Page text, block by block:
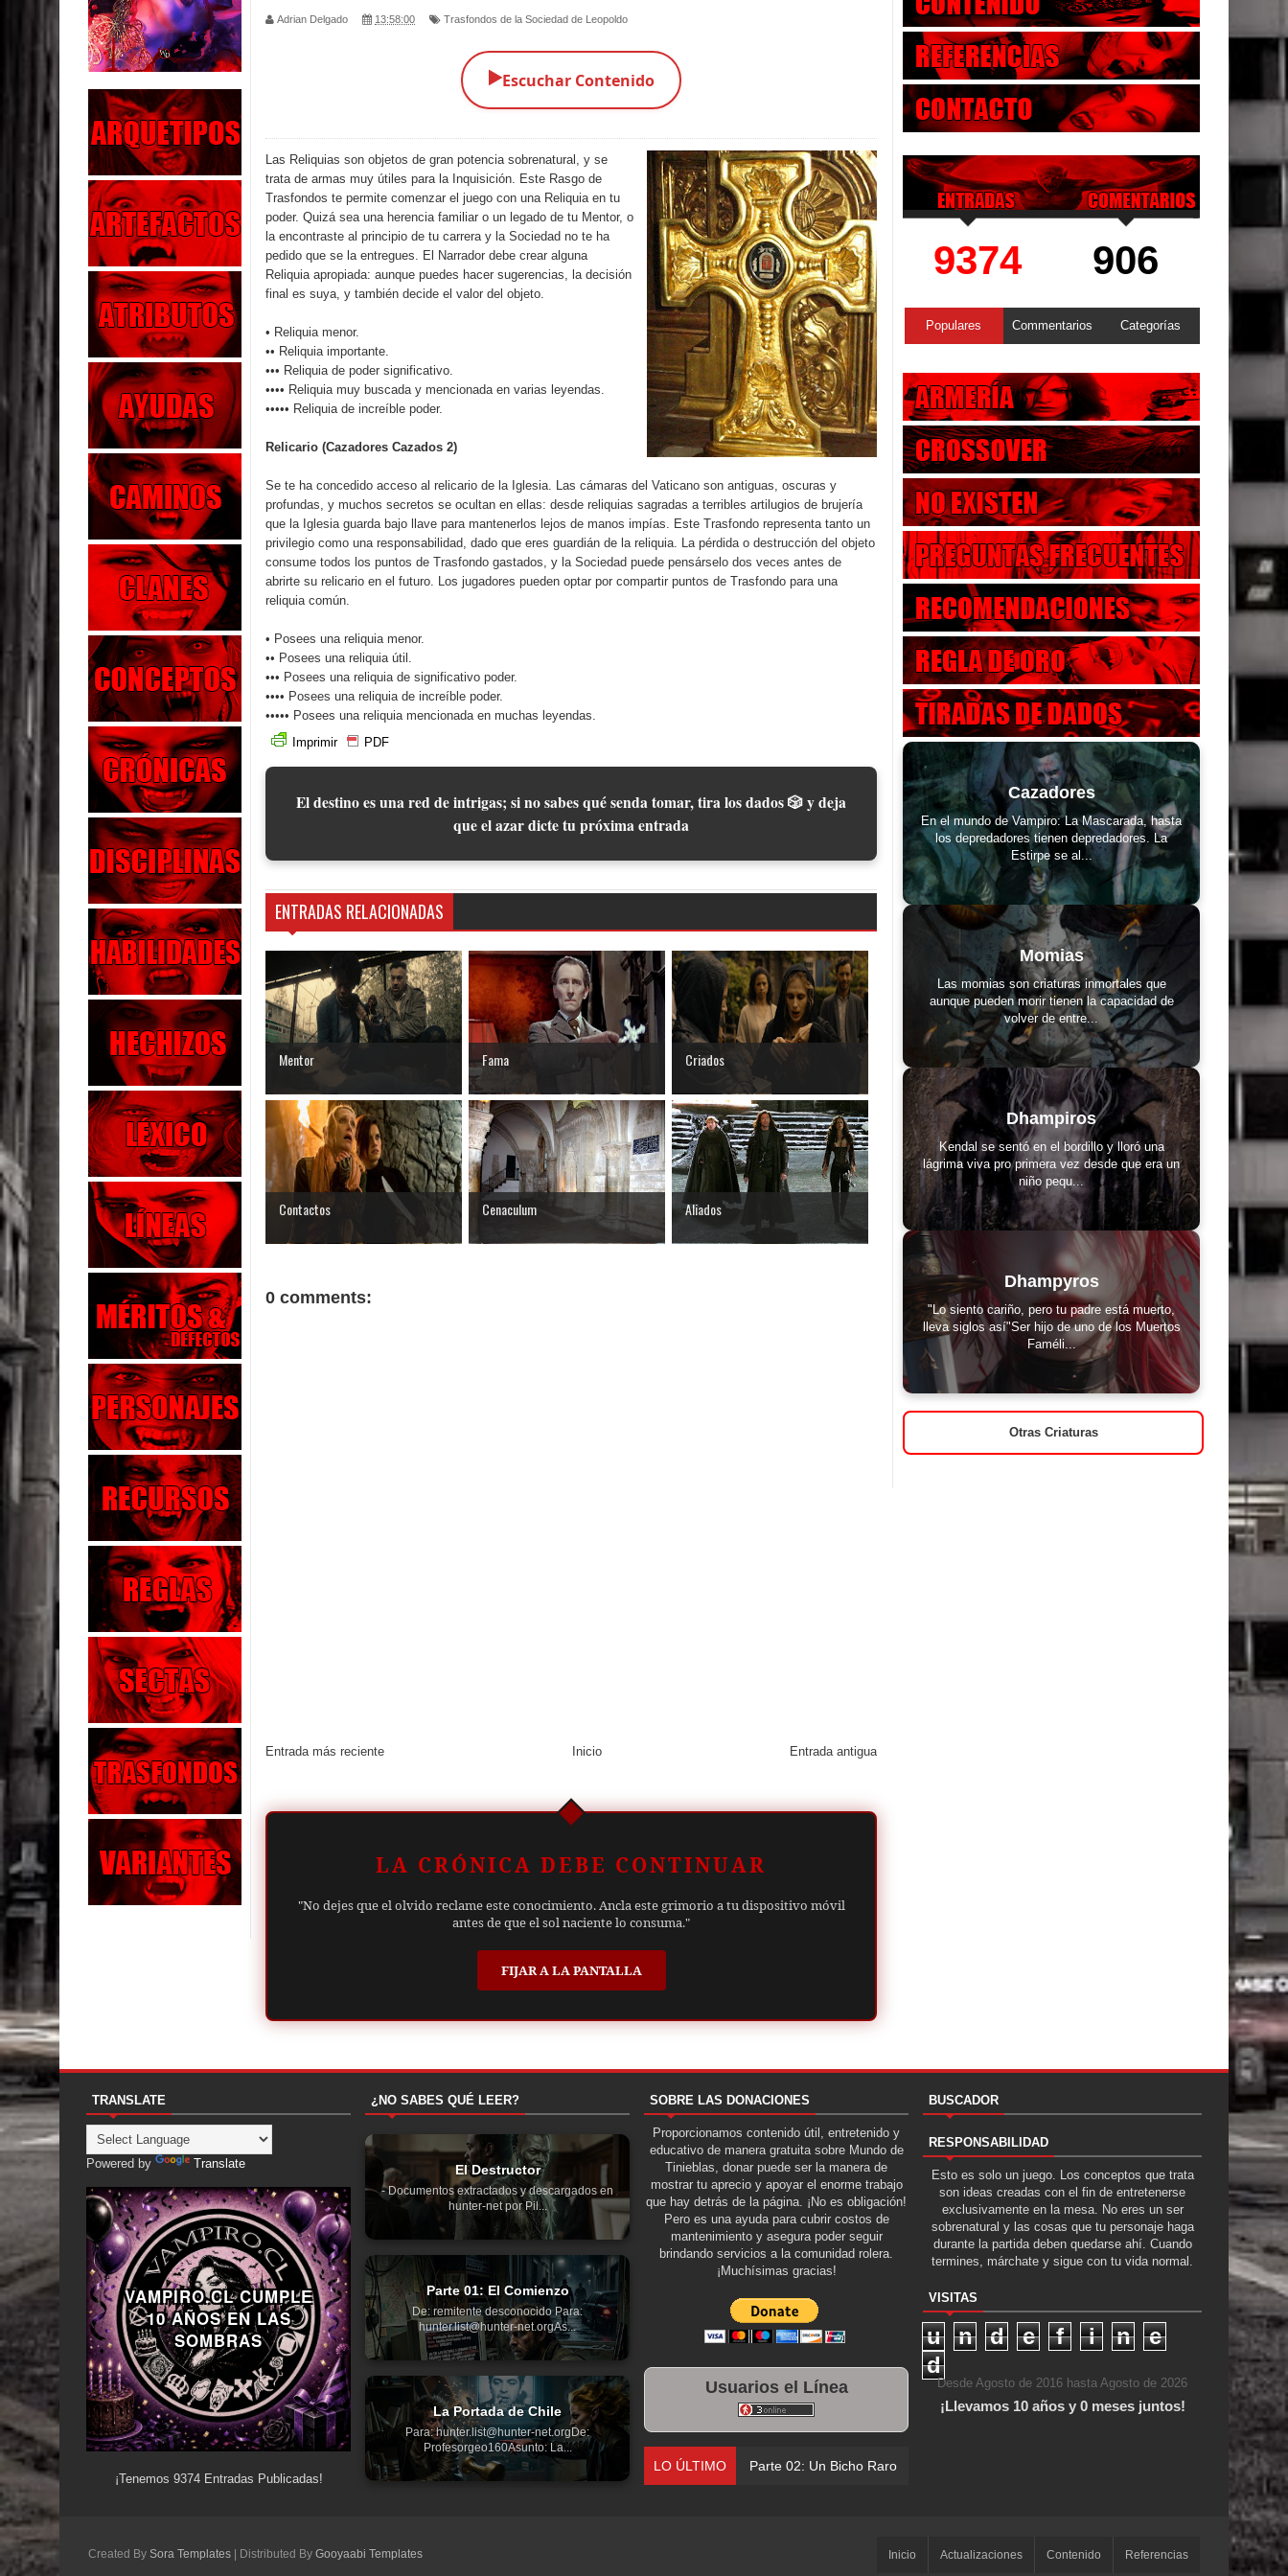
Parte 02: Los Muertos Gobiernan a los Vivos
Parte 01: Escondido a Plena Luz
Parte 02: El Enemigo de mi Enemigo
Parte 06: Coletazos
Parte 05: Los Horrores del Infierno
Parte 04: Oídos Sordos
Parte 03: La Traición
Parte 02: Vuelve el Hijo Prodigo
Parte 03: Reflexiones
Adrian Delgado 13:58:00 Trasfondos de la Sociedad de Leopoldo
▶️Escuchar Contenido
Las Reliquias son objetos de gran potencia sobrenatural, y se
trata de armas muy útiles para la Inquisición. Este Rasgo de
Trasfondos te permite comenzar el juego con una Reliquia en tu
poder. Quizá sea una herencia familiar o un legado de tu Mentor, o
la encontraste al principio de tu carrera y la Sociedad no te ha
pedido que se la entregues. El Narrador debe crear alguna
Reliquia apropiada: aunque puedes hacer sugerencias, la decisión
final es suya, y también decide el valor del objeto.
• Reliquia menor.
•• Reliquia importante.
••• Reliquia de poder significativo.
•••• Reliquia muy buscada y mencionada en varias leyendas.
••••• Reliquia de increíble poder.
Relicario (Cazadores Cazados 2)
Se te ha concedido acceso al relicario de la Iglesia. Las cámaras del Vaticano son antiguas, oscuras y
profundas, y muchos secretos se ocultan en ellas: desde reliquias sagradas a terribles artilugios de brujería
que la Iglesia guarda bajo llave para mantenerlos lejos de manos impías. Este Trasfondo representa tanto un
privilegio como una responsabilidad, dado que eres guardián de la reliquia. La pérdida o destrucción del objeto
consume todos los puntos de Trasfondo gastados, y la Sociedad puede pensárselo dos veces antes de
abrirte su relicario en el futuro. Los jugadores pueden optar por compartir puntos de Trasfondo para una
reliquia común.
• Posees una reliquia menor.
•• Posees una reliquia útil.
••• Posees una reliquia de significativo poder.
•••• Posees una reliquia de increíble poder.
••••• Posees una reliquia mencionada en muchas leyendas.
Imprimir
PDF
El destino es una red de intrigas; si no sabes qué senda tomar, tira los dados 🎲 y deja
que el azar dicte tu próxima entrada
ENTRADAS RELACIONADAS
Mentor Fama Criados
Contactos Cenaculum Aliados
0 comments:
Entrada más reciente Entrada antigua
Inicio
LA CRÓNICA DEBE CONTINUAR
"No dejes que el olvido reclame este conocimiento. Ancla este grimorio a tu dispositivo móvil
antes de que el sol naciente lo consuma."
FIJAR A LA PANTALLA
9374 906
Populares Commentarios Categorías
Cazadores
En el mundo de Vampiro: La Mascarada, hasta
los depredadores tienen depredadores. La
Estirpe se al...
Momias
Las momias son criaturas inmortales que
aunque pueden morir tienen la capacidad de
volver de entre...
Dhampiros
Kendal se sentó en el bordillo y lloró una
lágrima viva pro primera vez desde que era un
niño pequ...
Dhampyros
"Lo siento cariño, pero tu padre está muerto,
lleva siglos así"Ser hijo de uno de los Muertos
Faméli...
Otras Criaturas
TRANSLATE
Powered by Translate
VAMPIRO.CL CUMPLE
10 AÑOS EN LAS
SOMBRAS
¡Tenemos 9374Entradas Publicadas!
¿NO SABES QUÉ LEER?
El Destructor
- Documentos extractados y descargados en
hunter-net por Pil...
Parte 01: El Comienzo
De: remitente desconocido Para:
hunter.list@hunter-net.orgAs...
La Portada de Chile
Para: hunter.list@hunter-net.orgDe:
Profesorgeo160Asunto: La...
SOBRE LAS DONACIONES
Proporcionamos contenido útil, entretenido y
educativo de manera gratuita sobre Mundo de
Tinieblas, donar puede ser la manera de
mostrar tu aprecio y apoyar el enorme trabajo
que hay detrás de la página. ¡No es obligación!
Pero es una ayuda para cubrir costos de
mantenimiento y asegura poder seguir
brindando servicios a la comunidad rolera.
¡Muchísimas gracias!
Usuarios el Línea
LO ÚLTIMO Parte 02: Un Bicho Raro
BUSCADOR
RESPONSABILIDAD
Esto es solo un juego. Los conceptos que trata
son ideas creadas con el fin de entretenerse
exclusivamente en la mesa. No eres un ser
sobrenatural y las cosas que tu personaje haga
durante la partida deben quedarse ahí. Cuando
termines, márchate y sigue con tu vida normal.
VISITAS
u n d e f i n
e
d
Desde Agosto de 2016 hasta Agosto de 2026
¡Llevamos 10 años y 0 meses juntos!
Created By Sora Templates | Distributed By Gooyaabi Templates Inicio Actualizaciones Contenido Referencias